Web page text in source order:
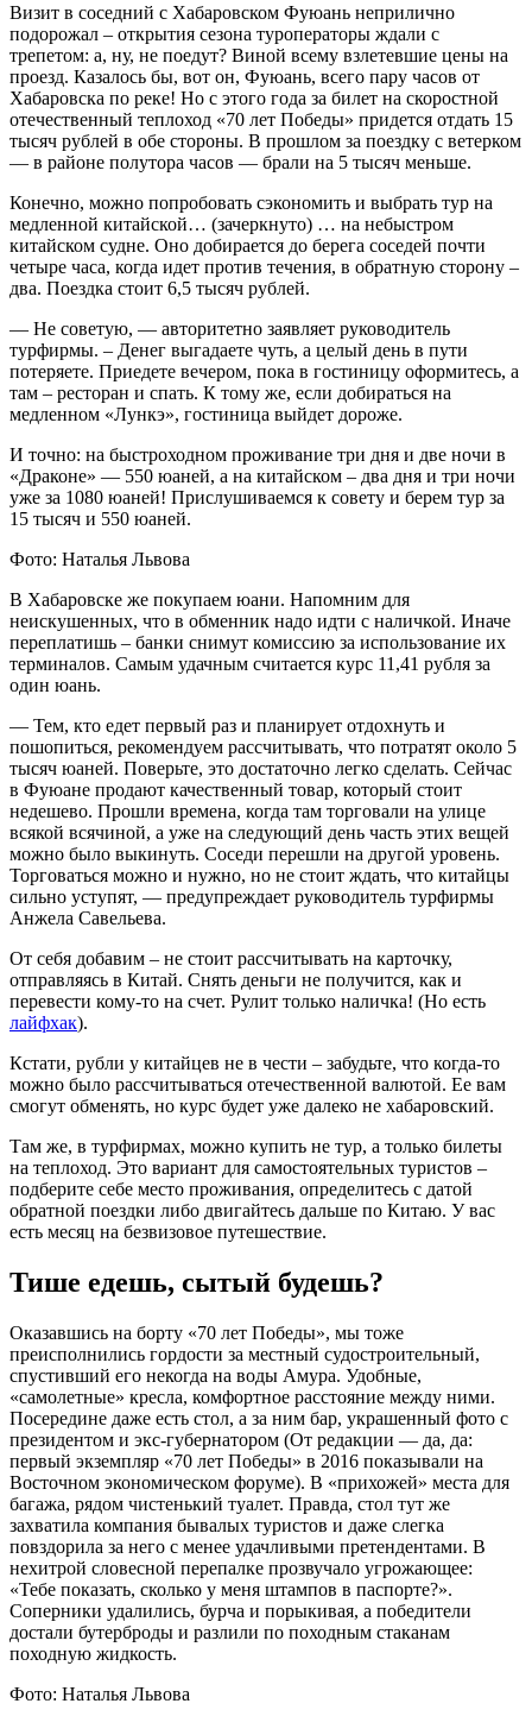
Визит в соседний с Хабаровском Фуюань неприлично
подорожал – открытия сезона туроператоры ждали с
трепетом: а, ну, не поедут? Виной всему взлетевшие цены на
проезд. Казалось бы, вот он, Фуюань, всего пару часов от
Хабаровска по реке! Но с этого года за билет на скоростной
отечественный теплоход «70 лет Победы» придется отдать 15
тысяч рублей в обе стороны. В прошлом за поездку с ветерком
— в районе полутора часов — брали на 5 тысяч меньше.
Конечно, можно попробовать сэкономить и выбрать тур на
медленной китайской… (зачеркнуто) … на небыстром
китайском судне. Оно добирается до берега соседей почти
четыре часа, когда идет против течения, в обратную сторону –
два. Поездка стоит 6,5 тысяч рублей.
— Не советую, — авторитетно заявляет руководитель
турфирмы. – Денег выгадаете чуть, а целый день в пути
потеряете. Приедете вечером, пока в гостиницу оформитесь, а
там – ресторан и спать. К тому же, если добираться на
медленном «Лункэ», гостиница выйдет дороже.
И точно: на быстроходном проживание три дня и две ночи в
«Драконе» — 550 юаней, а на китайском – два дня и три ночи
уже за 1080 юаней! Прислушиваемся к совету и берем тур за
15 тысяч и 550 юаней.
Фото: Наталья Львова
В Хабаровске же покупаем юани. Напомним для
неискушенных, что в обменник надо идти с наличкой. Иначе
переплатишь – банки снимут комиссию за использование их
терминалов. Самым удачным считается курс 11,41 рубля за
один юань.
— Тем, кто едет первый раз и планирует отдохнуть и
пошопиться, рекомендуем рассчитывать, что потратят около 5
тысяч юаней. Поверьте, это достаточно легко сделать. Сейчас
в Фуюане продают качественный товар, который стоит
недешево. Прошли времена, когда там торговали на улице
всякой всячиной, а уже на следующий день часть этих вещей
можно было выкинуть. Соседи перешли на другой уровень.
Торговаться можно и нужно, но не стоит ждать, что китайцы
сильно уступят, — предупреждает руководитель турфирмы
Анжела Савельева.
От себя добавим – не стоит рассчитывать на карточку,
отправляясь в Китай. Снять деньги не получится, как и
перевести кому-то на счет. Рулит только наличка! (Но есть
лайфхак).
Кстати, рубли у китайцев не в чести – забудьте, что когда-то
можно было рассчитываться отечественной валютой. Ее вам
смогут обменять, но курс будет уже далеко не хабаровский.
Там же, в турфирмах, можно купить не тур, а только билеты
на теплоход. Это вариант для самостоятельных туристов –
подберите себе место проживания, определитесь с датой
обратной поездки либо двигайтесь дальше по Китаю. У вас
есть месяц на безвизовое путешествие.
Тише едешь, сытый будешь?
Оказавшись на борту «70 лет Победы», мы тоже
преисполнились гордости за местный судостроительный,
спустивший его некогда на воды Амура. Удобные,
«самолетные» кресла, комфортное расстояние между ними.
Посередине даже есть стол, а за ним бар, украшенный фото с
президентом и экс-губернатором (От редакции — да, да:
первый экземпляр «70 лет Победы» в 2016 показывали на
Восточном экономическом форуме). В «прихожей» места для
багажа, рядом чистенький туалет. Правда, стол тут же
захватила компания бывалых туристов и даже слегка
повздорила за него с менее удачливыми претендентами. В
нехитрой словесной перепалке прозвучало угрожающее:
«Тебе показать, сколько у меня штампов в паспорте?».
Соперники удалились, бурча и порыкивая, а победители
достали бутерброды и разлили по походным стаканам
походную жидкость.
Фото: Наталья Львова